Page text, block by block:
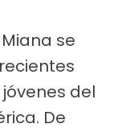
se
del
De